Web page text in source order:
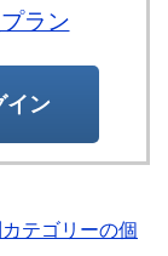
ラン
イン
テゴリーの個